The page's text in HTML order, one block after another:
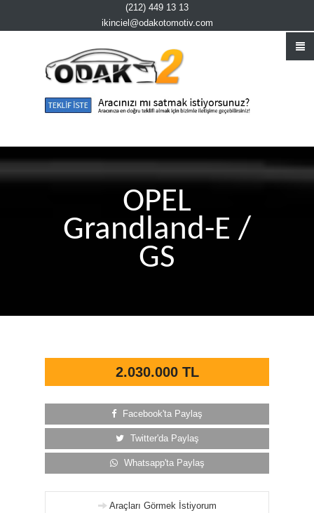
(212) 449 13 13
ikinciel@odakotomotiv.com
OPEL
Grandland-E /
GS
2.030.000 TL
Facebook'ta Paylaş
Twitter'da Paylaş
Whatsapp'ta Paylaş
Araçları Görmek İstiyorum